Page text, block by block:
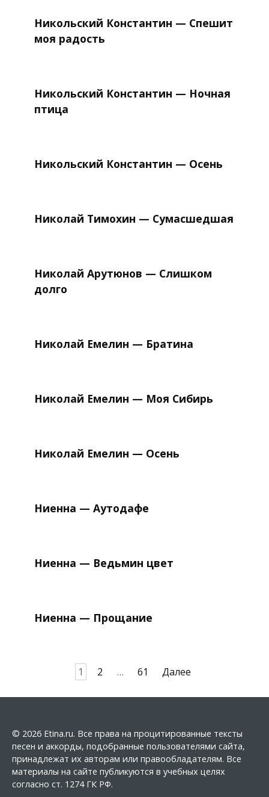
Никольский Константин — Спешит
моя радость
Никольский Константин — Ночная
птица
Никольский Константин — Осень
Николай Тимохин — Сумасшедшая
Николай Арутюнов — Слишком
долго
Николай Емелин — Братина
Николай Емелин — Моя Сибирь
Николай Емелин — Осень
Ниенна — Аутодафе
Ниенна — Ведьмин цвет
Ниенна — Прощание
1 2 … 61 Далее
© 2026 Etina.ru. Все права на процитированные тексты
песен и аккорды, подобранные пользователями сайта,
принадлежат их авторам или правообладателям. Все
материалы на сайте публикуются в учебных целях
согласно ст. 1274 ГК РФ.